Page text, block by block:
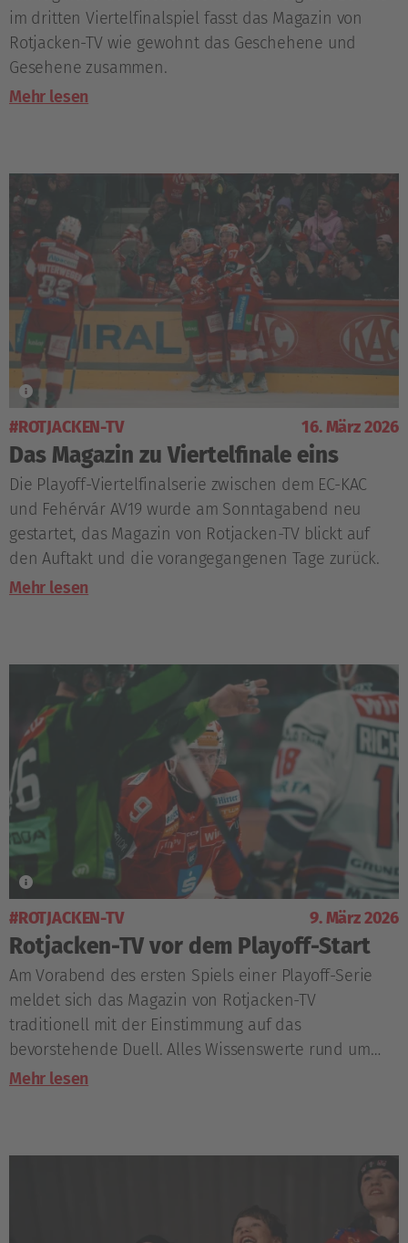
im dritten Viertelfinalspiel fasst das Magazin von
Rotjacken-TV wie gewohnt das Geschehene und
Gesehene zusammen.
Mehr lesen
#ROTJACKEN-TV 16. März 2026
Das Magazin zu Viertelfinale eins
Die Playoff-Viertelfinalserie zwischen dem EC-KAC
und Fehérvár AV19 wurde am Sonntagabend neu
gestartet, das Magazin von Rotjacken-TV blickt auf
den Auftakt und die vorangegangenen Tage zurück.
Mehr lesen
#ROTJACKEN-TV 9. März 2026
Rotjacken-TV vor dem Playoff-Start
Am Vorabend des ersten Spiels einer Playoff-Serie
meldet sich das Magazin von Rotjacken-TV
traditionell mit der Einstimmung auf das
bevorstehende Duell. Alles Wissenswerte rund um
das Viertelfinale gegen Székesfehérvár.
Mehr lesen